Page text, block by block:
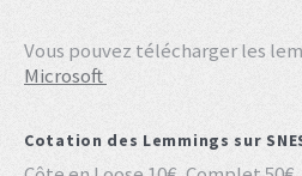
Vous pouvez télécharger les
Microsoft
Cotation des Lemmings sur